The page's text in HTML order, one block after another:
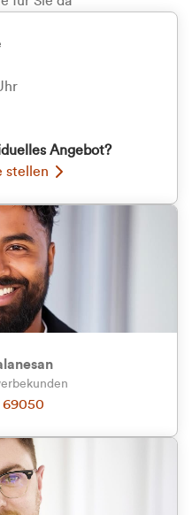
Angebot?
stellen
69050